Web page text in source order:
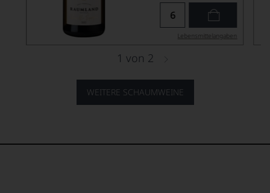
WEITERE SCHAUMWEINE
Lebensmittel­angaben
1 von 2